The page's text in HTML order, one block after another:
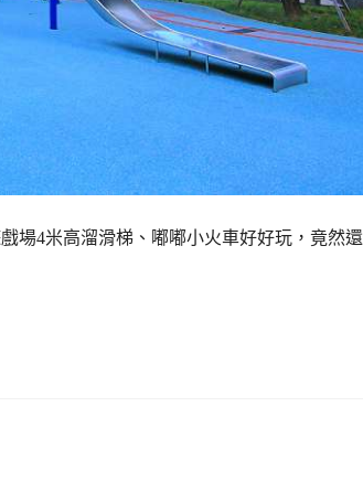
場4米高溜滑梯、嘟嘟小火車好好玩，竟然還